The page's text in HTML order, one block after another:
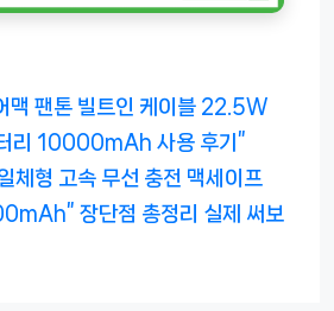
맥 팬톤 빌트인 케이블 22.5W
리 10000mAh 사용 후기”
체형 고속 무선 충전 맥세이프
장단점 총정리 실제 써보